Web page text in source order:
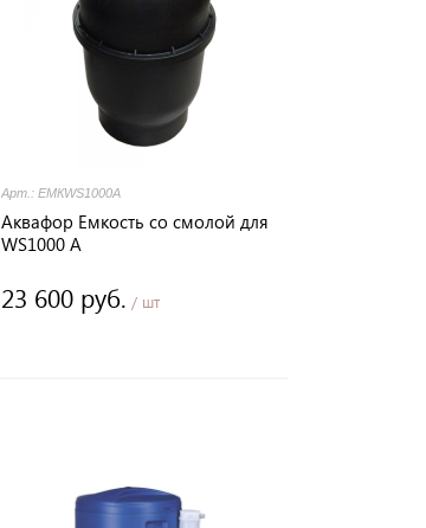
Арт.: ЕМКWS1000A
Аквафор Емкость со смолой для
WS1000 A
23 600 руб. / шт